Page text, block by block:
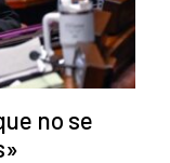
no se